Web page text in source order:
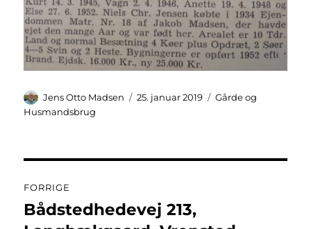
Forfatter
Jens Otto Madsen Udgivet
25. januar 2019 Kategorier
Gårde og
Husmandsbrug
FORRIGE
Forrige
Bådstedhedevej 213,